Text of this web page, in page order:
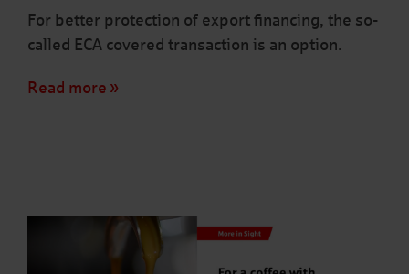
For better protection of export financing, the so-
called ECA covered transaction is an option.
Read more